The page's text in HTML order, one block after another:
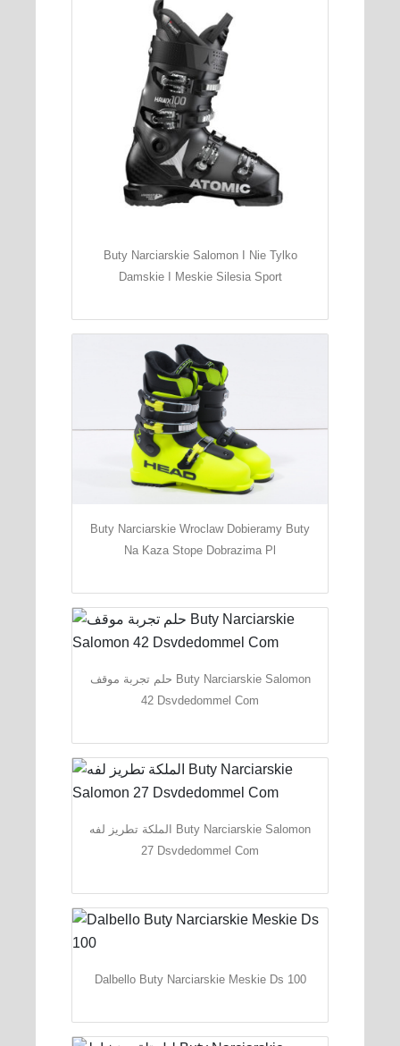
Buty Narciarskie Salomon I Nie Tylko
Damskie I Meskie Silesia Sport
Buty Narciarskie Wroclaw Dobieramy Buty
Na Kaza Stope Dobrazima Pl
حلم تجربة موقف Buty Narciarskie Salomon
42 Dsvdedommel Com
الملكة تطريز لفه Buty Narciarskie Salomon
27 Dsvdedommel Com
Dalbello Buty Narciarskie Meskie Ds 100